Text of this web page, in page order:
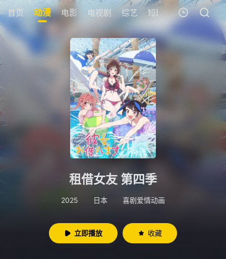
首页 动漫 电影 电视剧 综艺 短剧 追剧周表
我的观影记录
暂无观看影片的记录
租借女友 第四季
2025 日本 喜剧爱情动画
立即播放 收藏